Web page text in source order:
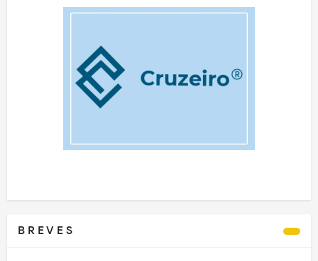
B R E V E S